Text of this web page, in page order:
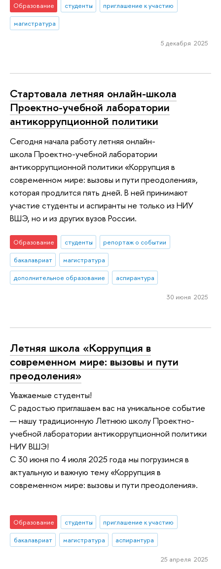
Образование студенты
приглашение к участию
магистратура
5 декабря 2025
Стартовала летняя онлайн-школа
Проектно-учебной лаборатории
антикоррупционной политики
Сегодня начала работу летняя онлайн-
школа Проектно-учебной лаборатории
антикоррупционной политики «Коррупция в
современном мире: вызовы и пути преодоления»,
которая продлится пять дней. В ней принимают
участие студенты и аспиранты не только из НИУ
ВШЭ, но и из других вузов России.
Образование студенты
репортаж о событии
бакалавриат
магистратура
дополнительное образование
аспирантура
30 июня 2025
Летняя школа «Коррупция в
современном мире: вызовы и пути
преодоления»
Уважаемые студенты!
С радостью приглашаем вас на уникальное событие
— нашу традиционную Летнюю школу Проектно-
учебной лаборатории антикоррупционной политики
НИУ ВШЭ!
С 30 июня по 4 июля 2025 года мы погрузимся в
актуальную и важную тему «Коррупция в
современном мире: вызовы и пути преодоления».
Образование студенты
приглашение к участию
бакалавриат
магистратура аспирантура
25 апреля 2025